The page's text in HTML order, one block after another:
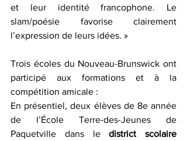
et leur identité francophone. Le
slam/poésie favorise clairement
l’expression de leurs idées. »
Trois écoles du Nouveau-Brunswick ont
participé aux formations et à la
compétition amicale :
En présentiel, deux élèves de 8e année
de l’École Terre-des-Jeunes de
Paquetville dans le district scolaire